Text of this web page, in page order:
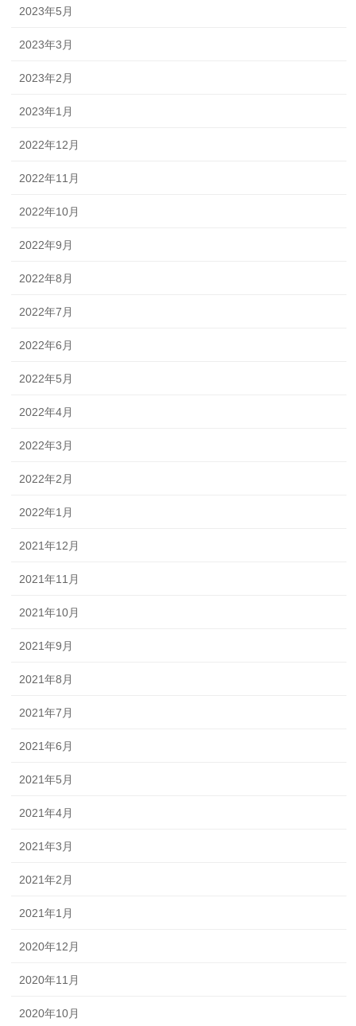
2023年5月
2023年3月
2023年2月
2023年1月
2022年12月
2022年11月
2022年10月
2022年9月
2022年8月
2022年7月
2022年6月
2022年5月
2022年4月
2022年3月
2022年2月
2022年1月
2021年12月
2021年11月
2021年10月
2021年9月
2021年8月
2021年7月
2021年6月
2021年5月
2021年4月
2021年3月
2021年2月
2021年1月
2020年12月
2020年11月
2020年10月